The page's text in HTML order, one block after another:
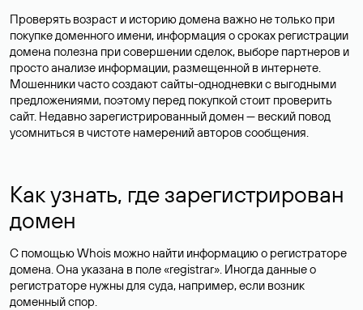
Проверять возраст и историю домена важно не только при
покупке доменного имени, информация о сроках регистрации
домена полезна при совершении сделок, выборе партнеров и
просто анализе информации, размещенной в интернете.
Мошенники часто создают сайты-однодневки с выгодными
предложениями, поэтому перед покупкой стоит проверить
сайт. Недавно зарегистрированный домен — веский повод
усомниться в чистоте намерений авторов сообщения.
Как узнать, где зарегистрирован
домен
С помощью Whois можно найти информацию о регистраторе
домена. Она указана в поле «registrar». Иногда данные о
регистраторе нужны для суда, например, если возник
доменный спор.